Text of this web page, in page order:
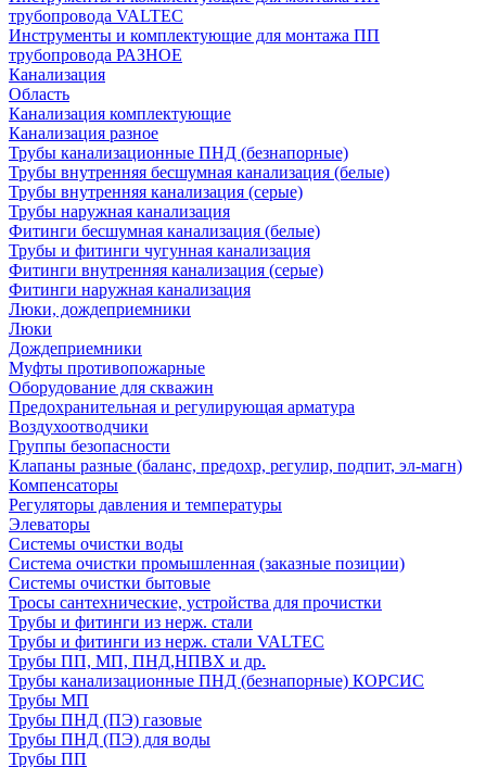
трубопровода VALTEC
Инструменты и комплектующие для монтажа ПП
трубопровода РАЗНОЕ
Канализация
Область
Канализация комплектующие
Канализация разное
Трубы канализационные ПНД (безнапорные)
Трубы внутренняя бесшумная канализация (белые)
Трубы внутренняя канализация (серые)
Трубы наружная канализация
Фитинги бесшумная канализация (белые)
Трубы и фитинги чугунная канализация
Фитинги внутренняя канализация (серые)
Фитинги наружная канализация
Люки, дождеприемники
Люки
Дождеприемники
Муфты противопожарные
Оборудование для скважин
Предохранительная и регулирующая арматура
Воздухоотводчики
Группы безопасности
Клапаны разные (баланс, предохр, регулир, подпит, эл-магн)
Компенсаторы
Регуляторы давления и температуры
Элеваторы
Системы очистки воды
Система очистки промышленная (заказные позиции)
Системы очистки бытовые
Тросы сантехнические, устройства для прочистки
Трубы и фитинги из нерж. стали
Трубы и фитинги из нерж. стали VALTEC
Трубы ПП, МП, ПНД,НПВХ и др.
Трубы канализационные ПНД (безнапорные) КОРСИС
Трубы МП
Трубы ПНД (ПЭ) газовые
Трубы ПНД (ПЭ) для воды
Трубы ПП